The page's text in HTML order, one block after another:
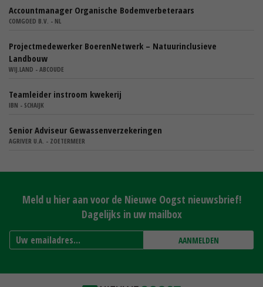
Accountmanager Organische Bodemverbeteraars
COMGOED B.V. - NL
Projectmedewerker BoerenNetwerk – Natuurinclusieve
Landbouw
WIJ.LAND - ABCOUDE
Teamleider instroom kwekerij
IBN - SCHAIJK
Senior Adviseur Gewassenverzekeringen
AGRIVER U.A. - ZOETERMEER
Meld u hier aan voor de Nieuwe Oogst nieuwsbrief!
Dagelijks in uw mailbox
AANMELDEN